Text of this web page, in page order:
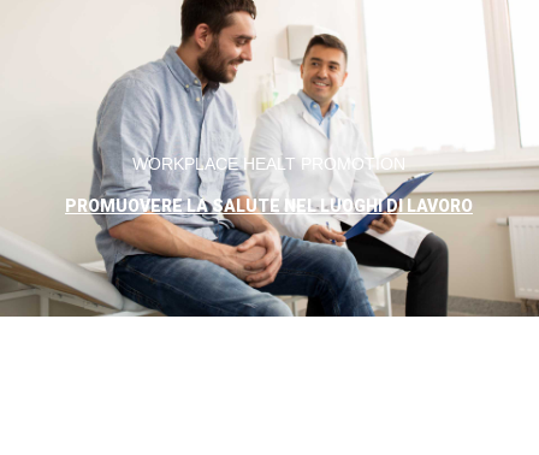
WORKPLACE HEALT PROMOTION
PROMUOVERE LA SALUTE NEL LUOGHI DI LAVORO